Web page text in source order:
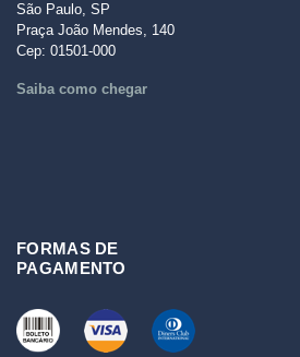
São Paulo, SP
Praça João Mendes, 140
Cep: 01501-000
Saiba como chegar
FORMAS DE
PAGAMENTO